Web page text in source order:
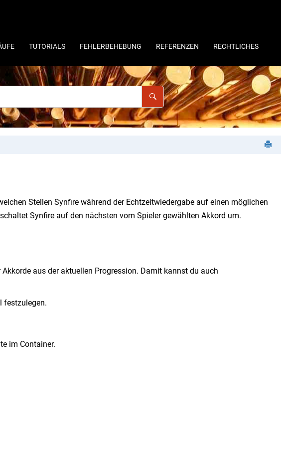
TUTORIALS FEHLERBEHEBUNG REFERENZEN RECHTLICHES
Stellen Synfire während der Echtzeitwiedergabe auf einen möglichen
Synfire auf den nächsten vom Spieler gewählten Akkord um.
aus der aktuellen Progression. Damit kannst du auch
festzulegen.
im Container.